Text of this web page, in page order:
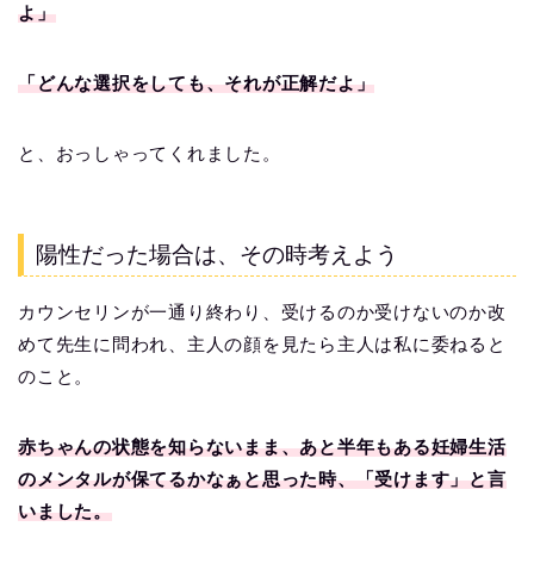
よ」
「どんな選択をしても、それが正解だよ」
と、おっしゃってくれました。
陽性だった場合は、その時考えよう
カウンセリンが一通り終わり、受けるのか受けないのか改
めて先生に問われ、主人の顔を見たら主人は私に委ねると
のこと。
赤ちゃんの状態を知らないまま、あと半年もある妊婦生活
のメンタルが保てるかなぁと思った時、「受けます」と言
いました。